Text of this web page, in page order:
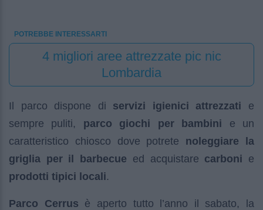
POTREBBE INTERESSARTI
4 migliori aree attrezzate pic nic
Lombardia
Il parco dispone di servizi igienici attrezzati e
sempre puliti, parco giochi per bambini e un
caratteristico chiosco dove potrete noleggiare la
griglia per il barbecue ed acquistare carboni e
prodotti tipici locali.
Parco Cerrus è aperto tutto l’anno il sabato, la